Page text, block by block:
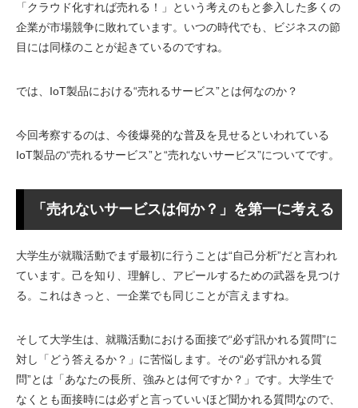
「クラウド化すれば売れる！」という考えのもと参入した多くの
企業が市場競争に敗れています。いつの時代でも、ビジネスの節
目には同様のことが起きているのですね。
では、IoT製品における“売れるサービス”とは何なのか？
今回考察するのは、今後爆発的な普及を見せるといわれている
IoT製品の“売れるサービス”と“売れないサービス”についてです。
「売れないサービスは何か？」を第一に考える
大学生が就職活動でまず最初に行うことは“自己分析”だと言われ
ています。己を知り、理解し、アピールするための武器を見つけ
る。これはきっと、一企業でも同じことが言えますね。
そして大学生は、就職活動における面接で“必ず訊かれる質問”に
対し「どう答えるか？」に苦悩します。その“必ず訊かれる質
問”とは「あなたの長所、強みとは何ですか？」です。大学生で
なくとも面接時には必ずと言っていいほど聞かれる質問なので、